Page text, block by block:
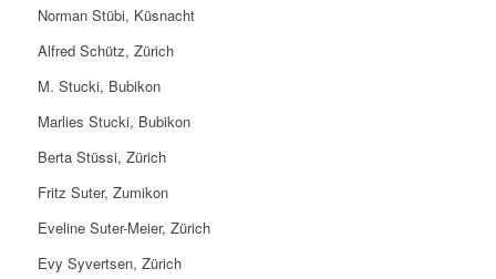
Norman Stübi, Küsnacht
Alfred Schütz, Zürich
M. Stucki, Bubikon
Marlies Stucki, Bubikon
Berta Stüssi, Zürich
Fritz Suter, Zumikon
Eveline Suter-Meier, Zürich
Evy Syvertsen, Zürich